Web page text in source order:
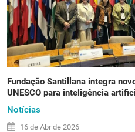
Fundação Santillana integra
UNESCO para inteligência
Notícias
16 de Abr de 2026